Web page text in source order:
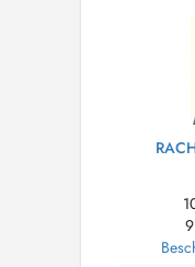
je ne cesse
études en